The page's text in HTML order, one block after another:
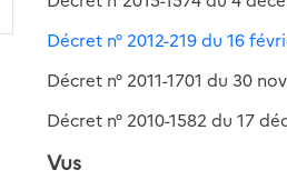
Décret n° 2012-219 du 16
Décret n° 2011-1701 du 30
Décret n° 2010-1582 du 17
Vus